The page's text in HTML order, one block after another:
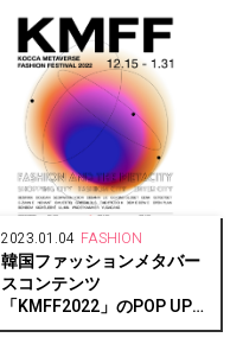
2023.01.04 FASHION
韓国ファッションメタバー
スコンテンツ
「KMFF2022」のPOP UP
STOREが阪急うめだ本店に